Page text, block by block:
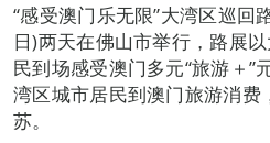
“感受澳门乐无限”大湾区巡回
日)两天在佛山市举行，路展
民到场感受澳门多元“旅游＋”
湾区城市居民到澳门旅游消费
苏。